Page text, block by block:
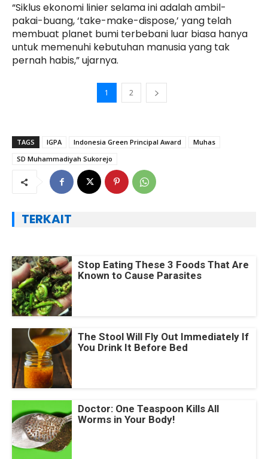
“Siklus ekonomi linier selama ini adalah ambil-
pakai-buang, ‘take-make-dispose,’ yang telah
membuat planet bumi terbebani luar biasa hanya
untuk memenuhi kebutuhan manusia yang tak
pernah habis,” ujarnya.
1 2
TAGS IGPA Indonesia Green Principal Award
Muhas
SD Muhammadiyah Sukorejo
TERKAIT
Stop Eating These 3 Foods That Are
Known to Cause Parasites
The Stool Will Fly Out Immediately If
You Drink It Before Bed
Doctor: One Teaspoon Kills All
Worms in Your Body!